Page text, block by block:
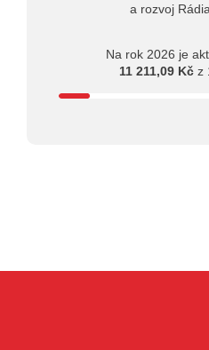
a rozvoj
Na rok 2026 je
11 211,09 Kč z